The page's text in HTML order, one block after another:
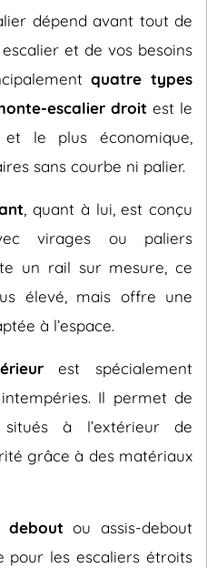
dépend avant tout de
et de vos besoins
quatre types
escalier droit est le
le plus économique,
sans courbe ni palier.
, quant à lui, est conçu
virages ou paliers
un rail sur mesure, ce
élevé, mais offre une
à l’espace.
est spécialement
Il permet de
à l’extérieur de
grâce à des matériaux
debout ou assis-debout
pour les escaliers étroits